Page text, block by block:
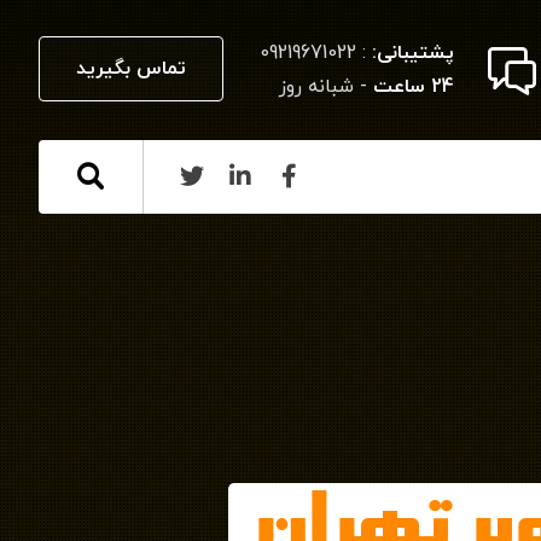
تماس بگیرید
پشتیبانی: : 09219671022
24 ساعت
- شبانه روز